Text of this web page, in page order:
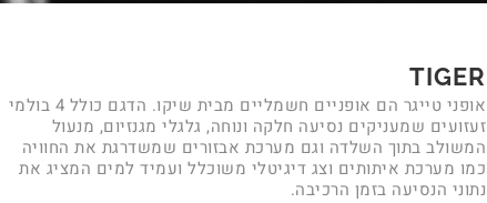
TIGER
אופני טייגר הם אופניים חשמליים מבית שיקו. הדגם כולל 4 בולמי
זעזועים שמעניקים נסיעה חלקה ונוחה, גלגלי מגנזיום, מנעול
המשולב בתוך השלדה וגם מערכת אבזורים שמשדרגת את החוויה
כמו מערכת איתותים וצג דיגיטלי משוכלל ועמיד למים המציג את
נתוני הנסיעה בזמן הרכיבה.